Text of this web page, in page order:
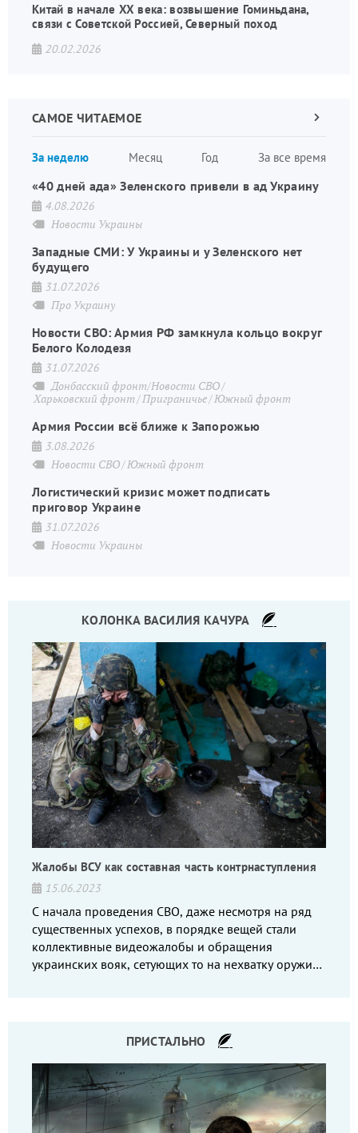
Китай в начале XX века: возвышение Гоминьдана,
связи с Советской Россией, Северный поход
20.02.2026
САМОЕ ЧИТАЕМОЕ
За неделю Месяц Год За все время
Следующая
«40 дней ада» Зеленского привели в ад Украину
4.08.2026
Новости Украины
Западные СМИ: У Украины и у Зеленского нет
будущего
31.07.2026
Про Украину
Новости СВО: Армия РФ замкнула кольцо вокруг
Белого Колодезя
31.07.2026
Донбасский фронт/Новости СВО
Харьковский фронт Приграничье Южный фронт
Армия России всё ближе к Запорожью
3.08.2026
Новости СВО Южный фронт
Логистический кризис может подписать
приговор Украине
31.07.2026
Новости Украины
КОЛОНКА ВАСИЛИЯ КАЧУРА
Жалобы ВСУ как составная часть контрнаступления
15.06.2023
С начала проведения СВО, даже несмотря на ряд
существенных успехов, в порядке вещей стали
коллективные видеожалобы и обращения
украинских вояк, сетующих то на нехватку оружия,
ПРИСТАЛЬНО